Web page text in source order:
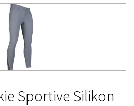
Sportive Silikon